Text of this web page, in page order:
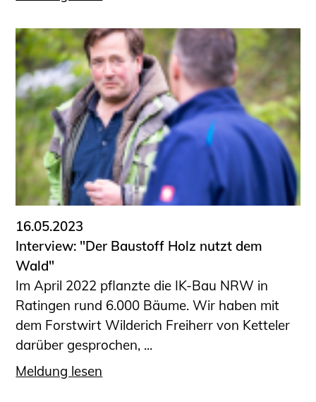
16.05.2023
Interview: "Der Baustoff Holz nutzt dem
Wald"
Im April 2022 pflanzte die IK-Bau NRW in
Ratingen rund 6.000 Bäume. Wir haben mit
dem Forstwirt Wilderich Freiherr von Ketteler
darüber gesprochen, ...
Meldung lesen